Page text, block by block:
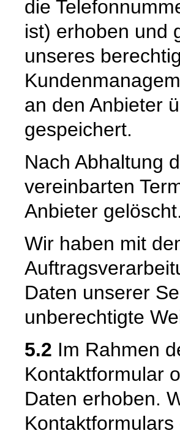
die
ist) erhoben und
unseres
an den Anbieter
gespeichert.
Nach Abhaltung
vereinbarten
Anbieter gelöscht.
Wir haben mit
Daten unserer
unberechtigte
5.2 Im Rahmen
Kontaktformular
Daten erhoben.